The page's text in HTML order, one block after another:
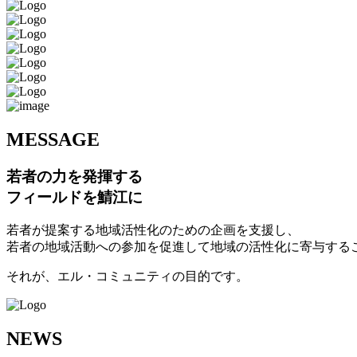
MESSAGE
若者の力を発揮する
フィールドを鯖江に
若者が提案する地域活性化のための企画を支援し、
若者の地域活動への参加を促進して地域の活性化に寄与する
それが、エル・コミュニティの目的です。
NEWS